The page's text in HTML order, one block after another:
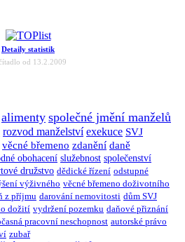
Detaily statistik
od 13.2.2009
alimenty společné jmění manželů
rozvod manželství exekuce SVJ
věcné břemeno zdanění daně
obohacení služebnost společenství
družstvo dědické řízení odstupné
výživného věcné břemeno doživotního
z příjmu darování nemovitosti dům SVJ
dožití vydržení pozemku daňové přiznání
pracovní neschopnost autorské právo
zubař